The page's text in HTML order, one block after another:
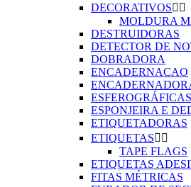
DECORATIVOS 
MOLDURA
DESTRUIDORAS
DETECTOR DE
DOBRADORA
ENCADERNACAO
ESFEROGRÁFICAS
ESPONJEIRA E
ETIQUETADORAS
ETIQUETAS 
TAPE FLAGS
ETIQUETAS
FITAS MÉTRICAS